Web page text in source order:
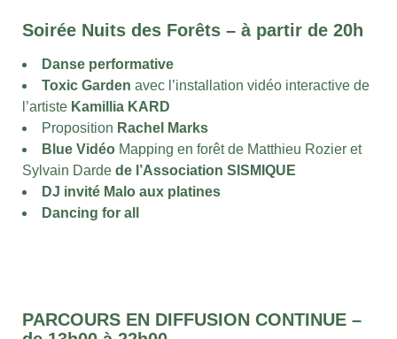
Soirée Nuits des Forêts – à partir de 20h
Danse performative
Toxic Garden avec l’installation vidéo interactive de
l’artiste Kamillia KARD
Proposition Rachel Marks
Blue Vidéo Mapping en forêt de Matthieu Rozier et
Sylvain Darde de l’Association SISMIQUE
DJ invité Malo aux platines
Dancing for all
PARCOURS EN DIFFUSION CONTINUE –